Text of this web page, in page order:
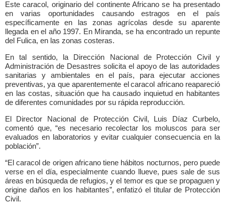
Este caracol, originario del continente Africano se ha presentado
en varias oportunidades causando estragos en el país
específicamente en las zonas agrícolas desde su aparente
llegada en el año 1997. En Miranda, se ha encontrado un repunte
del Fulica, en las zonas costeras.
En tal sentido, la Dirección Nacional de
Protección Civil y
Administración de Desastres solicita el apoyo de las autoridades
sanitarias y ambientales en el país, para ejecutar acciones
preventivas, ya que aparentemente el caracol africano reapareció
en las costas, situación que ha causado inquietud en habitantes
de diferentes comunidades por su rápida reproducción.
El Director Nacional de Protección Civil, Luis Díaz Curbelo,
comentó que, “es necesario recolectar los moluscos para ser
evaluados en laboratorios y evitar cualquier consecuencia en la
población”.
“El caracol de origen africano tiene hábitos nocturnos, pero puede
verse en el día, especialmente cuando llueve, pues sale de sus
áreas en búsqueda de refugios, y el temor es que se propaguen y
origine daños en los habitantes”, enfatizó el titular de Protección
Civil.